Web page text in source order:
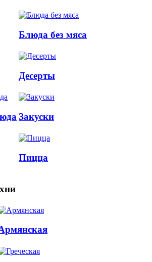
Блюда без мяса
Десерты
Закуски
Пицца